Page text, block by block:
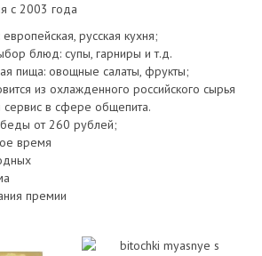
с 2003 года
русская кухня;
блюд: супы, гарниры и т.д.
пища: овощные салаты, фрукты;
из охлажденного российского сырья
в сфере общепита.
от 260 рублей;
время
премии